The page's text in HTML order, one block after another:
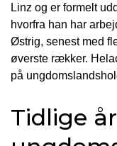
Linz og er formelt
hvorfra han har
Østrig, senest med
øverste rækker.
på
Tidlige